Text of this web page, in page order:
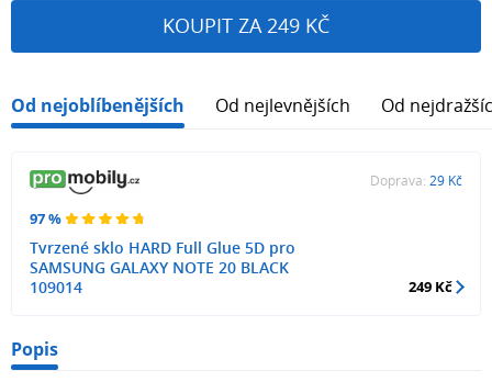
KOUPIT ZA 249 KČ
Od nejoblíbenějších Od nejlevnějších Od
97 %
Tvrzené sklo HARD Full Glue 5D pro
SAMSUNG GALAXY NOTE 20 BLACK
109014
Doprava: 29 Kč
249 Kč
Popis